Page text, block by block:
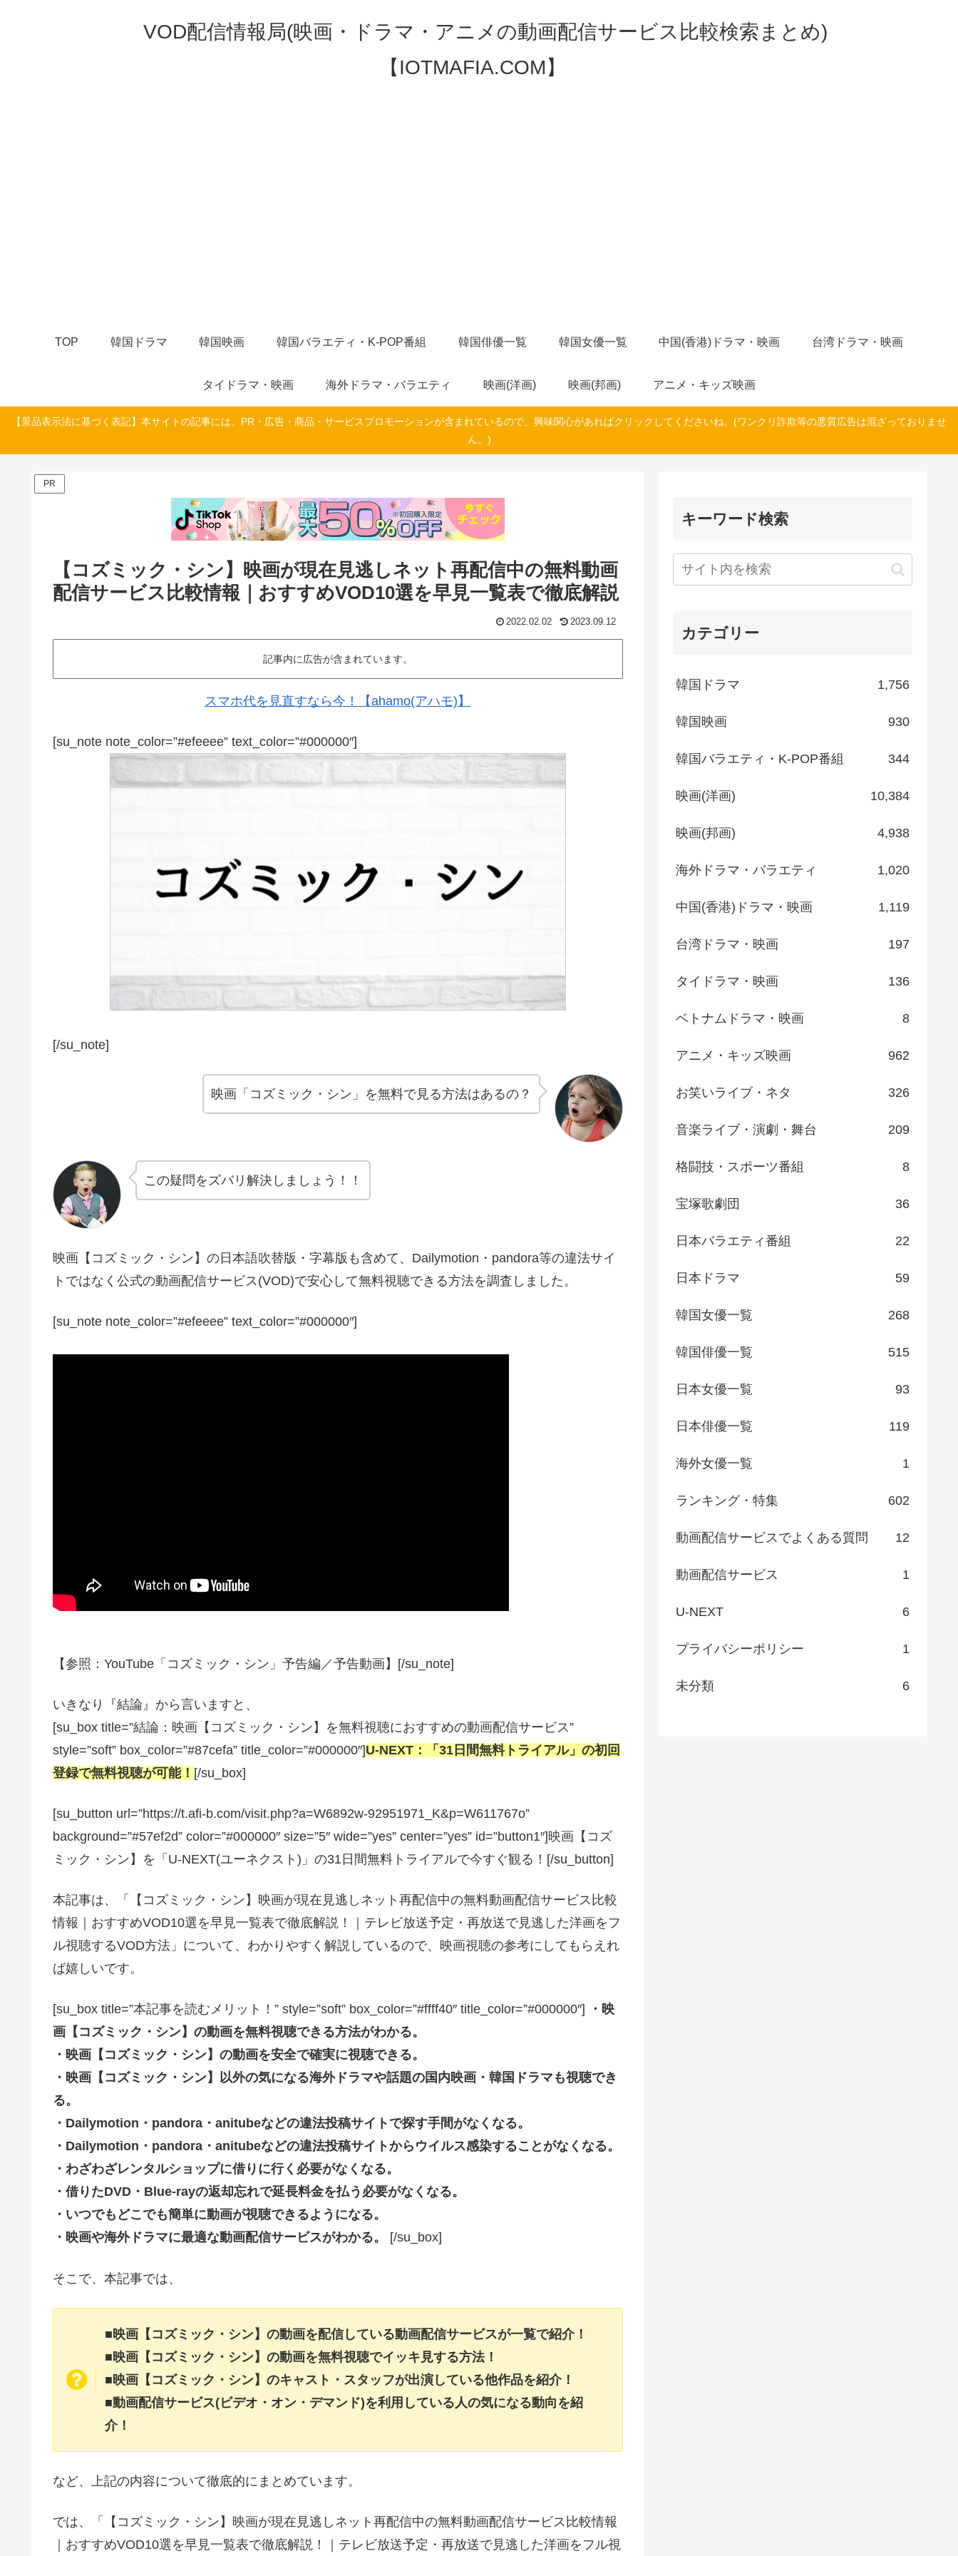
VOD配信情報局(映画・ドラマ・アニメの動画配信サービス比較検索まとめ)
【IOTMAFIA.COM】
TOP 韓国ドラマ 韓国映画 韓国バラエティ・K-POP番組 韓国俳優一覧 韓国女優一覧 中国(香港)ドラマ・映画 台湾ドラマ・映画
タイドラマ・映画 海外ドラマ・バラエティ 映画(洋画) 映画(邦画) アニメ・キッズ映画
【景品表示法に基づく表記】本サイトの記事には、PR・広告・商品・サービスプロモーションが含まれているので、興味関心があればクリックしてくださいね。(ワンクリ詐欺等の悪質広告は混ざっておりませ
ん。)
PR
【コズミック・シン】映画が現在見逃しネット再配信中の無料動画
配信サービス比較情報｜おすすめVOD10選を早見一覧表で徹底解説
2022.02.02 2023.09.12
記事内に広告が含まれています。
スマホ代を見直すなら今！【ahamo(アハモ)】
[su_note note_color=”#efeeee” text_color=”#000000″]
[/su_note]
映画「コズミック・シン」を無料で見る方法はあるの？
この疑問をズバリ解決しましょう！！
映画【コズミック・シン】の日本語吹替版・字幕版も含めて、Dailymotion・pandora等の違法サイ
トではなく公式の動画配信サービス(VOD)で安心して無料視聴できる方法を調査しました。
[su_note note_color=”#efeeee” text_color=”#000000″]
【参照：YouTube「コズミック・シン」予告編／予告動画】[/su_note]
いきなり『結論』から言いますと、
[su_box title=”結論：映画【コズミック・シン】を無料視聴におすすめの動画配信サービス”
style=”soft” box_color=”#87cefa” title_color=”#000000″]U-NEXT：「31日間無料トライアル」の初回
登録で無料視聴が可能！ [/su_box]
[su_button url=”https://t.afi-b.com/visit.php?a=W6892w-92951971_K&p=W611767o”
background=”#57ef2d” color=”#000000″ size=”5″ wide=”yes” center=”yes” id=”button1″]映画【コズ
ミック・シン】を「U-NEXT(ユーネクスト)」の31日間無料トライアルで今すぐ観る！[/su_button]
本記事は、「【コズミック・シン】映画が現在見逃しネット再配信中の無料動画配信サービス比較
情報｜おすすめVOD10選を早見一覧表で徹底解説！｜テレビ放送予定・再放送で見逃した洋画をフ
ル視聴するVOD方法」について、わかりやすく解説しているので、映画視聴の参考にしてもらえれ
ば嬉しいです。
[su_box title=”本記事を読むメリット！” style=”soft” box_color=”#ffff40″ title_color=”#000000″]
・映
画【コズミック・シン】の動画を無料視聴できる方法がわかる。
・映画【コズミック・シン】の動画を安全で確実に視聴できる。
・映画【コズミック・シン】以外の気になる海外ドラマや話題の国内映画・韓国ドラマも視聴でき
る。
・Dailymotion・pandora・anitubeなどの違法投稿サイトで探す手間がなくなる。
・Dailymotion・pandora・anitubeなどの違法投稿サイトからウイルス感染することがなくなる。
・わざわざレンタルショップに借りに行く必要がなくなる。
・借りたDVD・Blue-rayの返却忘れで延長料金を払う必要がなくなる。
・いつでもどこでも簡単に動画が視聴できるようになる。
・映画や海外ドラマに最適な動画配信サービスがわかる。
[/su_box]
そこで、本記事では、
■映画【コズミック・シン】の動画を配信している動画配信サービスが一覧で紹介！
■映画【コズミック・シン】の動画を無料視聴でイッキ見する方法！
■映画【コズミック・シン】のキャスト・スタッフが出演している他作品を紹介！
■動画配信サービス(ビデオ・オン・デマンド)を利用している人の気になる動向を紹
介！
など、上記の内容について徹底的にまとめています。
では、「【コズミック・シン】映画が現在見逃しネット再配信中の無料動画配信サービス比較情報
｜おすすめVOD10選を早見一覧表で徹底解説！｜テレビ放送予定・再放送で見逃した洋画をフル視
キーワード検索
カテゴリー
韓国ドラマ 1,756
韓国映画 930
韓国バラエティ・K-POP番組 344
映画(洋画) 10,384
映画(邦画) 4,938
海外ドラマ・バラエティ 1,020
中国(香港)ドラマ・映画 1,119
台湾ドラマ・映画 197
タイドラマ・映画 136
ベトナムドラマ・映画 8
アニメ・キッズ映画 962
お笑いライブ・ネタ 326
音楽ライブ・演劇・舞台 209
格闘技・スポーツ番組 8
宝塚歌劇団 36
日本バラエティ番組 22
日本ドラマ 59
韓国女優一覧 268
韓国俳優一覧 515
日本女優一覧 93
日本俳優一覧 119
海外女優一覧 1
ランキング・特集 602
動画配信サービスでよくある質問 12
動画配信サービス 1
U-NEXT 6
プライバシーポリシー 1
未分類 6